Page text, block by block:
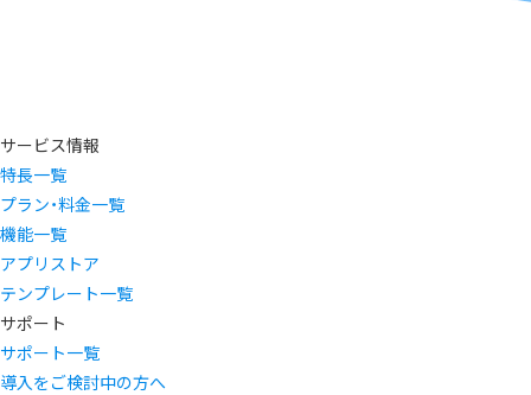
サービス情報
特長一覧
プラン・料金一覧
機能一覧
アプリストア
テンプレート一覧
サポート
サポート一覧
導入をご検討中の方へ